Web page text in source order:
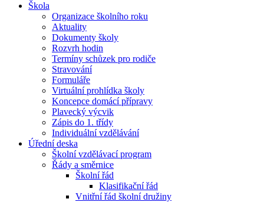
Škola
Organizace školního roku
Aktuality
Dokumenty školy
Rozvrh hodin
Termíny schůzek pro rodiče
Stravování
Formuláře
Virtuální prohlídka školy
Koncepce domácí přípravy
Plavecký výcvik
Zápis do 1. třídy
Individuální vzdělávání
Úřední deska
Školní vzdělávací program
Řády a směrnice
Školní řád
Klasifikační řád
Vnitřní řád školní družiny